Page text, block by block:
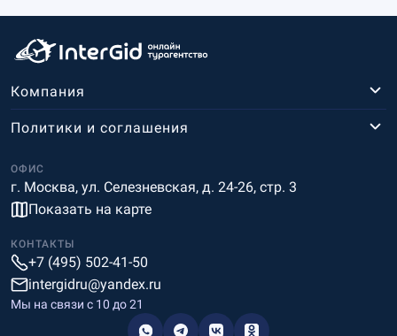
Компания
ОФИС
г. Москва, ул. Селезневская, д. 24-26, стр. 3
Показать на карте
Политики и соглашения
КОНТАКТЫ
+7 (495) 502-41-50
intergidru@yandex.ru
Мы на связи c 10 до 21